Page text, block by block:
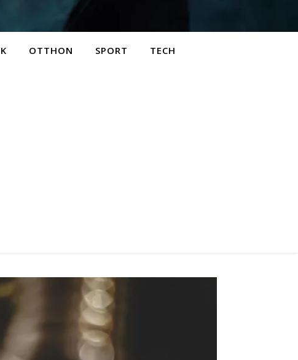
OTTHON SPORT TECH